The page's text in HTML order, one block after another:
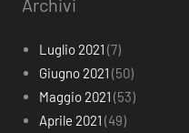
Archivi
Luglio 2021 (7)
Giugno 2021 (50)
Maggio 2021 (53)
Aprile 2021 (49)